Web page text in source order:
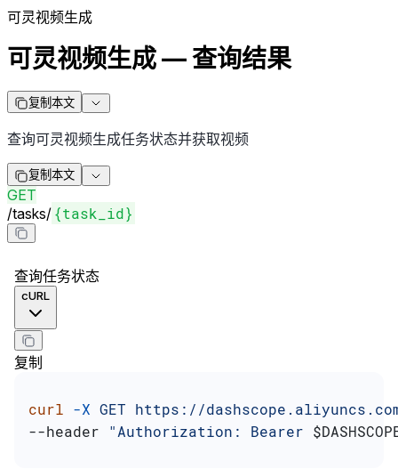
可灵视频生成
可灵视频生成 — 查询结果
复制本文
查询可灵视频生成任务状态并获取视频
复制本文
GET
/tasks/ {task_id}
查询任务状态
cURL
复制
curl -X GET https://
--header "Authorization: Bearer